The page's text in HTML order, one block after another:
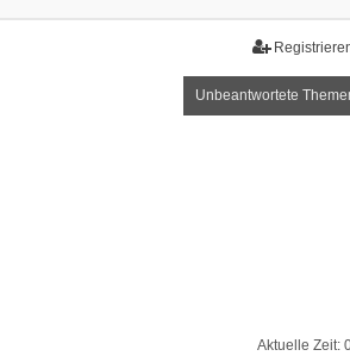
Unbeantwortete
Aktuelle Zeit: